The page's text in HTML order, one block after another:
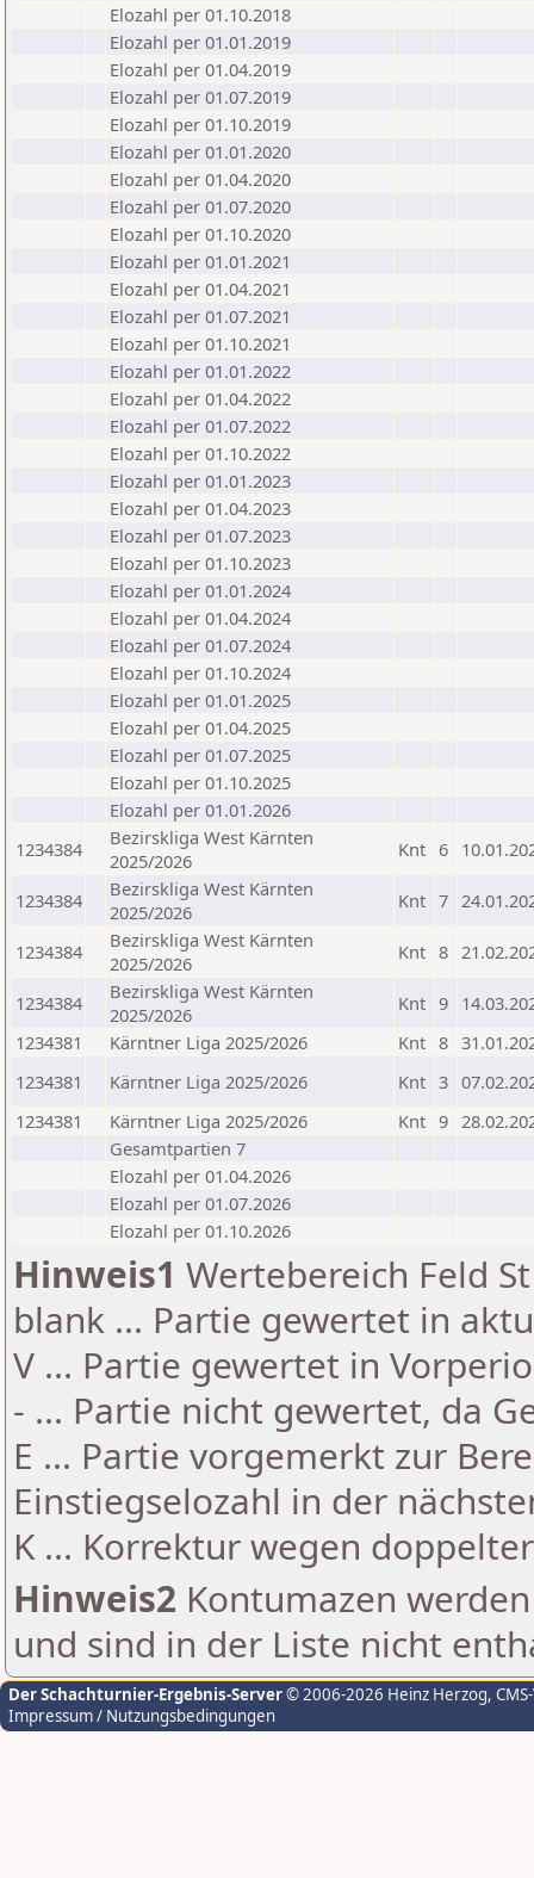
Elozahl per 01.10.2018
Elozahl per 01.01.2019
Elozahl per 01.04.2019
Elozahl per 01.07.2019
Elozahl per 01.10.2019
Elozahl per 01.01.2020
Elozahl per 01.04.2020
Elozahl per 01.07.2020
Elozahl per 01.10.2020
Elozahl per 01.01.2021
Elozahl per 01.04.2021
Elozahl per 01.07.2021
Elozahl per 01.10.2021
Elozahl per 01.01.2022
Elozahl per 01.04.2022
Elozahl per 01.07.2022
Elozahl per 01.10.2022
Elozahl per 01.01.2023
Elozahl per 01.04.2023
Elozahl per 01.07.2023
Elozahl per 01.10.2023
Elozahl per 01.01.2024
Elozahl per 01.04.2024
Elozahl per 01.07.2024
Elozahl per 01.10.2024
Elozahl per 01.01.2025
Elozahl per 01.04.2025
Elozahl per 01.07.2025
Elozahl per 01.10.2025
Elozahl per 01.01.2026
1234384
Bezirskliga West Kärnten
2025/2026
Knt 6
1234384
Bezirskliga West Kärnten
2025/2026
Knt 7
1234384
Bezirskliga West Kärnten
2025/2026
Knt 8
1234384
Bezirskliga West Kärnten
2025/2026
Knt 9
1234381
Kärntner Liga 2025/2026 Knt 8
1234381
Kärntner Liga 2025/2026 Knt 3
1234381
Kärntner Liga 2025/2026 Knt 9
Gesamtpartien 7
Elozahl per 01.04.2026
Elozahl per 01.07.2026
Elozahl per 01.10.2026
Hinweis1 Wertebereich Feld
blank ... Partie gewertet in
V ... Partie gewertet in
- ... Partie nicht gewertet, da
E ... Partie vorgemerkt zur
Einstiegselozahl in der
K ... Korrektur wegen
Hinweis2 Kontumazen
und sind in der Liste nicht
Der Schachturnier-Ergebnis-Server© 2006-2026 Heinz Herzog,
Impressum / Nutzungsbedingungen